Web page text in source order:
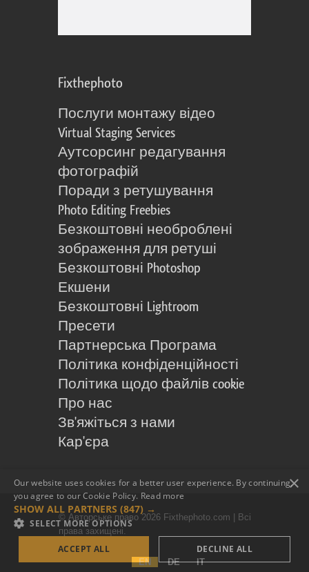
Fixthephoto
Послуги монтажу відео
Virtual Staging Services
Аутсорсинг редагування
фотографій
Поради з ретушування
Photo Editing Freebies
Безкоштовні необроблені
зображення для ретуші
Безкоштовні Photoshop
Екшени
Безкоштовні Lightroom
Пресети
Партнерська Програма
Політика конфіденційності
Політика щодо файлів cookie
Про нас
Зв'яжіться з нами
Кар'єра
© Авторське право 2026 Fixthephoto.com | Всі
права захищені.
EN DE IT
×
Our website uses cookies for a better user experience. By continuing,
you agree to our Cookie Policy. Read more
SHOW ALL PARTNERS (847) →
SELECT MORE OPTIONS
ACCEPT ALL DECLINE ALL